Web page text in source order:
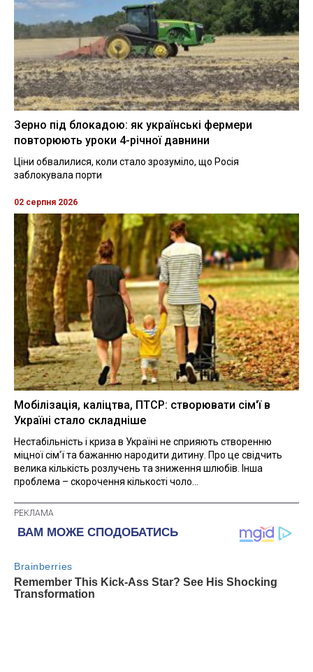
Зерно під блокадою: як українські фермери
повторюють уроки 4-річної давнини
Ціни обвалилися, коли стало зрозуміло, що Росія
заблокувала порти
02 серпня 2026
Мобілізація, каліцтва, ПТСР: створювати сім'ї в
Україні стало складніше
Нестабільність і криза в Україні не сприяють створенню
міцної сім'ї та бажанню народити дитину. Про це свідчить
велика кількість розлучень та зниження шлюбів. Інша
проблема – скорочення кількості чоло...